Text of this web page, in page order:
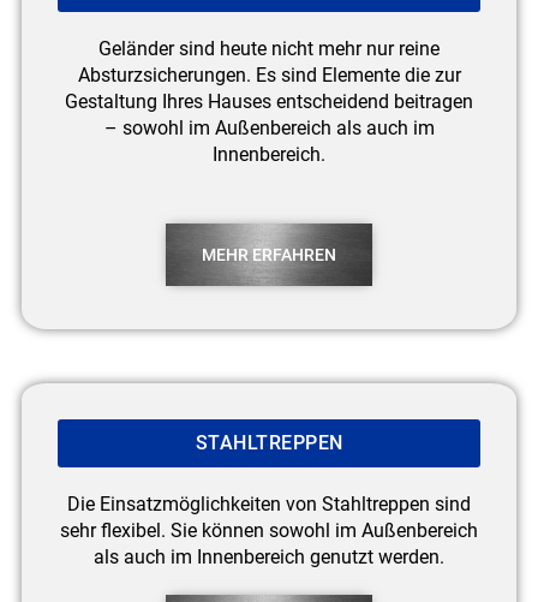
Geländer sind heute nicht mehr nur reine
Absturzsicherungen. Es sind Elemente die zur
Gestaltung Ihres Hauses entscheidend beitragen
– sowohl im Außenbereich als auch im
Innenbereich.
MEHR ERFAHREN
STAHLTREPPEN
Die Einsatzmöglichkeiten von Stahltreppen sind
sehr flexibel. Sie können sowohl im Außenbereich
als auch im Innenbereich genutzt werden.